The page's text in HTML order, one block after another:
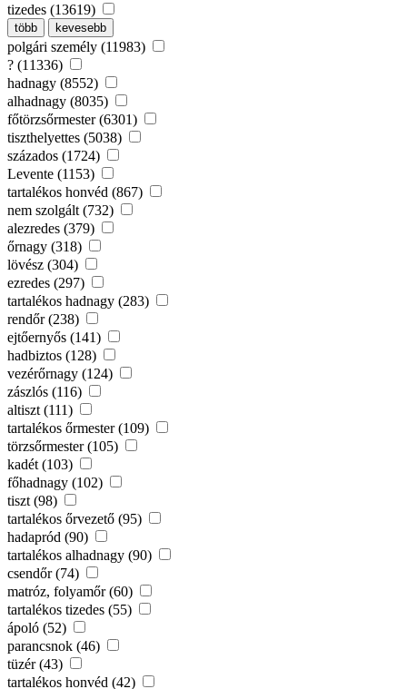
tizedes (13619)
több kevesebb
polgári személy (11983)
? (11336)
hadnagy (8552)
alhadnagy (8035)
főtörzsőrmester (6301)
tiszthelyettes (5038)
százados (1724)
Levente (1153)
tartalékos honvéd (867)
nem szolgált (732)
alezredes (379)
őrnagy (318)
lövész (304)
ezredes (297)
tartalékos hadnagy (283)
rendőr (238)
ejtőernyős (141)
hadbiztos (128)
vezérőrnagy (124)
zászlós (116)
altiszt (111)
tartalékos őrmester (109)
törzsőrmester (105)
kadét (103)
főhadnagy (102)
tiszt (98)
tartalékos őrvezető (95)
hadapród (90)
tartalékos alhadnagy (90)
csendőr (74)
matróz, folyamőr (60)
tartalékos tizedes (55)
ápoló (52)
parancsnok (46)
tüzér (43)
tartalékos honvéd (42)